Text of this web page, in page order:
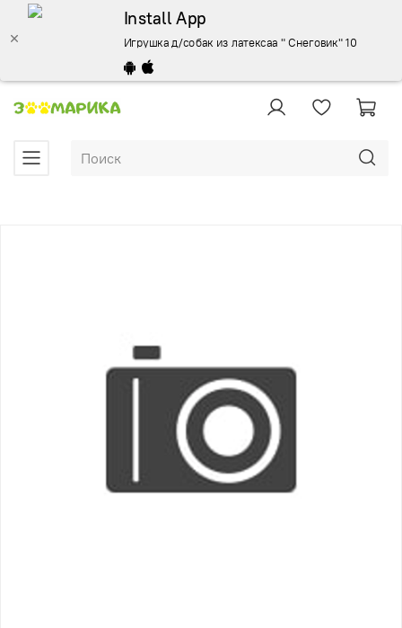
Install App
Игрушка д/собак из латексаа " Снеговик" 100мм.